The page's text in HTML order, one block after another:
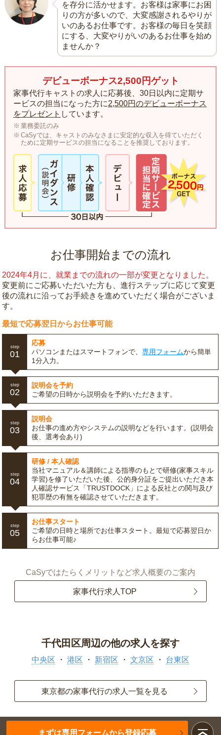
を存分に活かせます。お客様は家事にお困
りの方が多いので、大変感謝されるやりが
いのあるお仕事です。お客様の毎日を笑顔
にする、大変やりがいのあるお仕事を始め
ませんか？
デビューボーナス2,500円ゲット
家事代行キャストの求人に応募後、30日以内に定期サ
ービスの担当になった方に2,500円のデビューボーナス
をプレゼント しています。
業務委託のみ
CaSyでは、キャストのみなさまに安定的な収入を得ていただく
ために定期サービスの担当になることを推奨しております。
お仕事開始までの流れ
2024年4月に、就業までの流れの一部が変更となりました。
変更前にご応募いただいた方も、進行ステップに応じて変更
後の流れに沿ってお手続きを進めていただく場合がございま
す。
最短で応募翌日からお仕事可能
step
01
応募
パソコンまたはスマートフォンで、専用フォームから簡単
1分入力。
step
02
説明会を予約
ご希望の日時から説明会を予約いただきます。
step
03
説明会
お仕事の進め方やシステムの説明などを行います。(説明会
後、選考会あり)
step
04
研修 / 本人確認
当社マニュアル＆講師による指導のもとで研修(家事スキル
学習)を修了いただいた後、公的身分証をご提出いただき本
人確認サービス「TRUSTDOCK」による反社との関与及び
犯罪歴の有無を確認させていただきます。
step
05
お仕事スタート
ご希望の日時と場所でお仕事スタート。最短で応募翌日か
らお仕事可能♪
CaSyではたらくメリットなど求人概要のご案内
家事代行求人TOP
千代田区周辺の他の求人を探す
中央区 港区 新宿区 文京区 台東区
東京都の家事代行の求人一覧を見る
まずは専用フォームから登録応募